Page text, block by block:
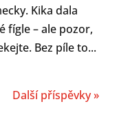
Kika dala
fígle – ale pozor,
Bez píle to...
Další příspěvky »